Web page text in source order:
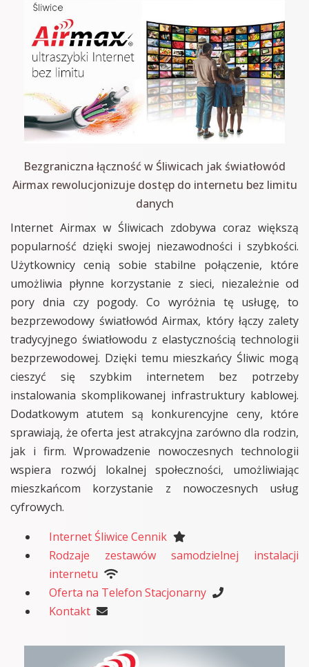
Bezgraniczna łączność w Śliwicach jak światłowód
Airmax rewolucjonizuje dostęp do internetu bez limitu
danych
Internet Airmax w Śliwicach zdobywa coraz większą
popularność dzięki swojej niezawodności i szybkości.
Użytkownicy cenią sobie stabilne połączenie, które
umożliwia płynne korzystanie z sieci, niezależnie od
pory dnia czy pogody. Co wyróżnia tę usługę, to
bezprzewodowy światłowód Airmax, który łączy zalety
tradycyjnego światłowodu z elastycznością technologii
bezprzewodowej. Dzięki temu mieszkańcy Śliwic mogą
cieszyć się szybkim internetem bez potrzeby
instalowania skomplikowanej infrastruktury kablowej.
Dodatkowym atutem są konkurencyjne ceny, które
sprawiają, że oferta jest atrakcyjna zarówno dla rodzin,
jak i firm. Wprowadzenie nowoczesnych technologii
wspiera rozwój lokalnej społeczności, umożliwiając
mieszkańcom korzystanie z nowoczesnych usług
cyfrowych.
Internet Śliwice Cennik
Rodzaje zestawów samodzielnej instalacji
internetu
Oferta na Telefon Stacjonarny
Kontakt